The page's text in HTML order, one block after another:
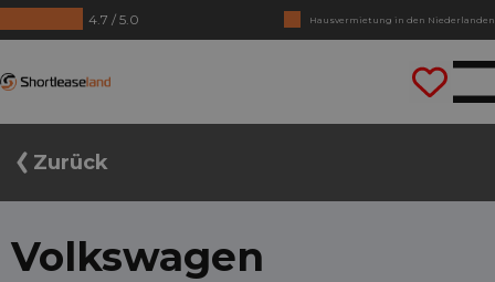
4.7 / 5.0
Hausvermietung in den Niederlanden
Keine Jahrezahlen benötigt
Lass uns gleich losfahren
Zurück
Volkswagen